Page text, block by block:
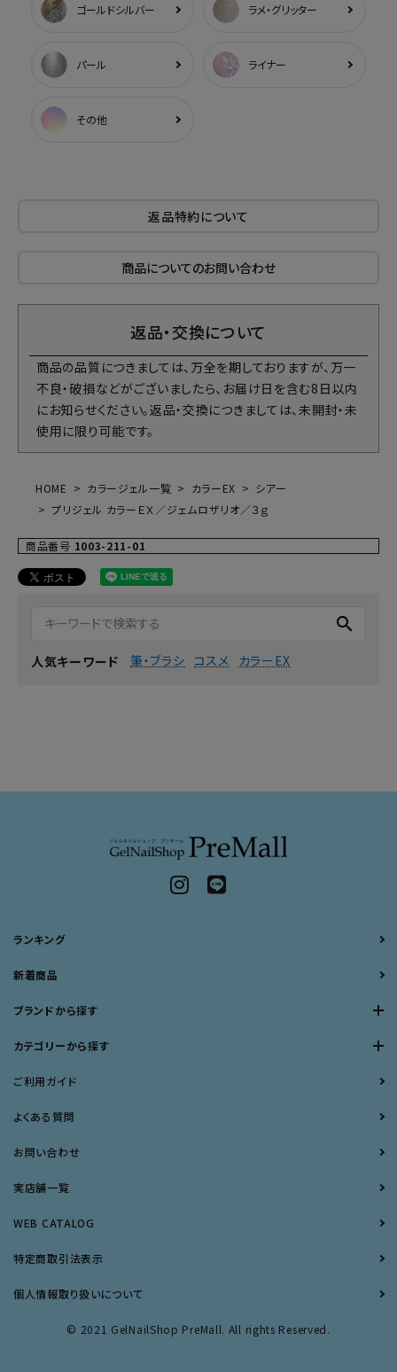
ゴールドシルバー ラメ・グリッター
パール ライナー
その他
返品特約について
商品についてのお問い合わせ
返品・交換について
商品の品質につきましては、万全を期しておりますが、万一
不良・破損などがございましたら、お届け日を含む8日以内
にお知らせください。返品・交換につきましては、未開封・未
使用に限り可能です。
HOME カラージェル一覧 カラーEX
シアー
プリジェル カラーＥＸ／ジェムロザリオ／３ｇ
商品番号 1003-211-01
search
人気キーワード 筆・ブラシ コスメ カラーEX
ランキング
新着商品
ブランドから探す
カテゴリーから探す
ご利用ガイド
よくある質問
お問い合わせ
実店舗一覧
WEB CATALOG
特定商取引法表示
個人情報取り扱いについて
© 2021 GelNailShop PreMall. All rights Reserved.